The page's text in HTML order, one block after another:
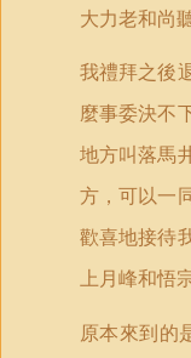
大力老和尚
我禮拜之後
麼事委決不
地方叫落馬
方，可以一
歡喜地接待
上月峰和悟
原本來到的